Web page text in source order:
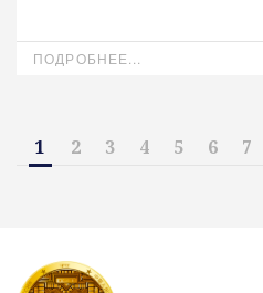
ПОДРОБНЕЕ...
1 2 3 4 5 6 7